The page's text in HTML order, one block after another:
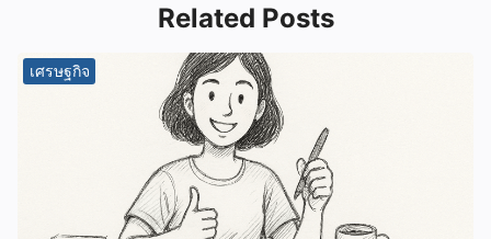
Related Posts
เศรษฐกิจ